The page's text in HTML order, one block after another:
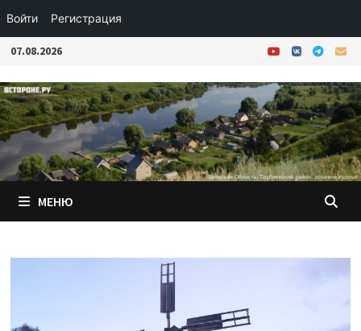
Войти Регистрация
Перейти
содержимому
07.08.2026
МЕНЮ